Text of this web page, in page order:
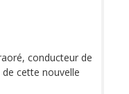
conducteur de
cette nouvelle